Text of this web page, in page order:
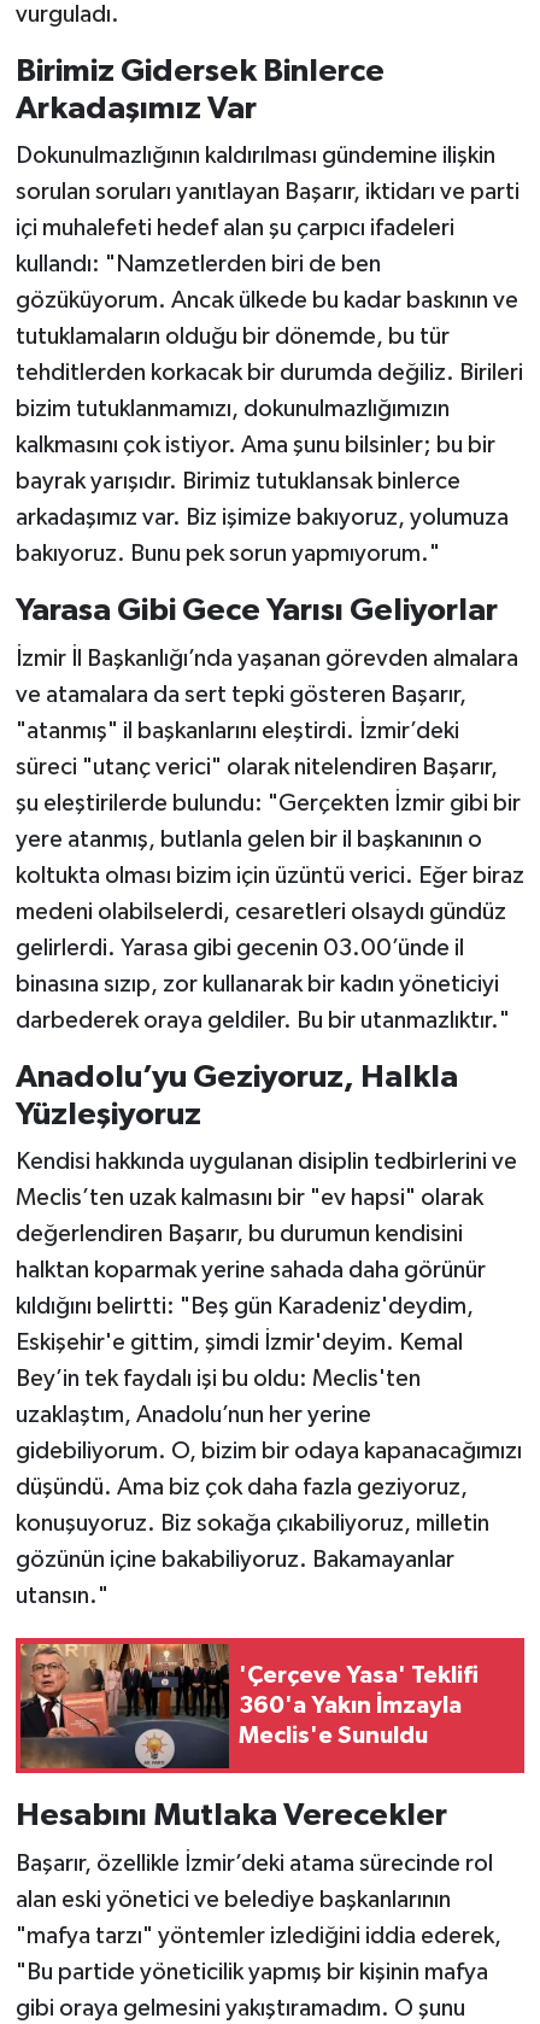
vurguladı.
Birimiz Gidersek Binlerce
Arkadaşımız Var
Dokunulmazlığının kaldırılması gündemine ilişkin
sorulan soruları yanıtlayan Başarır, iktidarı ve parti
içi muhalefeti hedef alan şu çarpıcı ifadeleri
kullandı: "Namzetlerden biri de ben
gözüküyorum. Ancak ülkede bu kadar baskının ve
tutuklamaların olduğu bir dönemde, bu tür
tehditlerden korkacak bir durumda değiliz. Birileri
bizim tutuklanmamızı, dokunulmazlığımızın
kalkmasını çok istiyor. Ama şunu bilsinler; bu bir
bayrak yarışıdır. Birimiz tutuklansak binlerce
arkadaşımız var. Biz işimize bakıyoruz, yolumuza
bakıyoruz. Bunu pek sorun yapmıyorum."
Yarasa Gibi Gece Yarısı Geliyorlar
İzmir İl Başkanlığı’nda yaşanan görevden almalara
ve atamalara da sert tepki gösteren Başarır,
"atanmış" il başkanlarını eleştirdi. İzmir’deki
süreci "utanç verici" olarak nitelendiren Başarır,
şu eleştirilerde bulundu: "Gerçekten İzmir gibi bir
yere atanmış, butlanla gelen bir il başkanının o
koltukta olması bizim için üzüntü verici. Eğer biraz
medeni olabilselerdi, cesaretleri olsaydı gündüz
gelirlerdi. Yarasa gibi gecenin 03.00’ünde il
binasına sızıp, zor kullanarak bir kadın yöneticiyi
darbederek oraya geldiler. Bu bir utanmazlıktır."
Anadolu’yu Geziyoruz, Halkla
Yüzleşiyoruz
Kendisi hakkında uygulanan disiplin tedbirlerini ve
Meclis’ten uzak kalmasını bir "ev hapsi" olarak
değerlendiren Başarır, bu durumun kendisini
halktan koparmak yerine sahada daha görünür
kıldığını belirtti: "Beş gün Karadeniz'deydim,
Eskişehir'e gittim, şimdi İzmir'deyim. Kemal
Bey’in tek faydalı işi bu oldu: Meclis'ten
uzaklaştım, Anadolu’nun her yerine
gidebiliyorum. O, bizim bir odaya kapanacağımızı
düşündü. Ama biz çok daha fazla geziyoruz,
konuşuyoruz. Biz sokağa çıkabiliyoruz, milletin
gözünün içine bakabiliyoruz. Bakamayanlar
utansın."
'Çerçeve Yasa' Teklifi
360'a Yakın İmzayla
Meclis'e Sunuldu
Hesabını Mutlaka Verecekler
Başarır, özellikle İzmir’deki atama sürecinde rol
alan eski yönetici ve belediye başkanlarının
"mafya tarzı" yöntemler izlediğini iddia ederek,
"Bu partide yöneticilik yapmış bir kişinin mafya
gibi oraya gelmesini yakıştıramadım. O şunu